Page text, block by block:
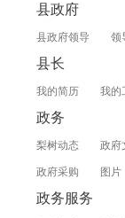
县政府
县政府领导 领
县长
我的简历 我的
政务
梨树动态 政府
政府采购 图片
政务服务